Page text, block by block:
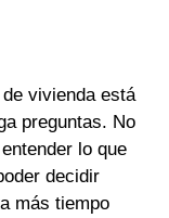
vivienda está
preguntas. No
lo que
decidir
más tiempo